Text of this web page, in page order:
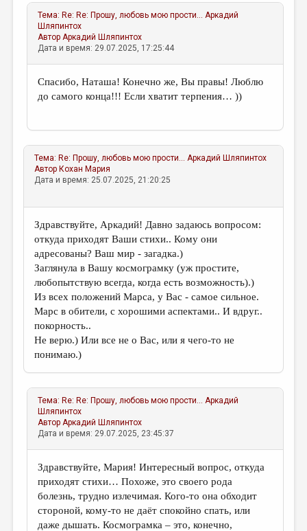
Тема: Re: Re: Прошу, любовь мою прости... Аркадий
Шляпинтох
АвторАркадий Шляпинтох
Дата и время: 29.07.2025, 17:25:44
Спасибо, Наташа! Конечно же, Вы правы! Люблю
до самого конца!!! Если хватит терпения… ))
Тема: Re: Прошу, любовь мою прости... Аркадий Шляпинтох
Автор Кохан Мария
Дата и время: 25.07.2025, 21:20:25
Здравствуйте, Аркадий! Давно задаюсь вопросом:
откуда приходят Ваши стихи.. Кому они
адресованы? Ваш мир - загадка.)
Заглянула в Вашу космограмку (уж простите,
любопытствую всегда, когда есть возможность).)
Из всех положений Марса, у Вас - самое сильное.
Марс в обители, с хорошими аспектами.. И вдруг..
покорность..
Не верю.) Или все не о Вас, или я чего-то не
понимаю.)
Тема: Re: Re: Прошу, любовь мою прости... Аркадий
Шляпинтох
АвторАркадий Шляпинтох
Дата и время: 29.07.2025, 23:45:37
Здравствуйте, Мария! Интересный вопрос, откуда
приходят стихи… Похоже, это своего рода
болезнь, трудно излечимая. Кого-то она обходит
стороной, кому-то не даёт спокойно спать, или
даже дышать. Космограмка – это, конечно,